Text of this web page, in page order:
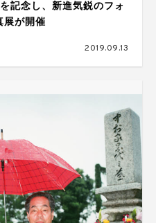
記念し、新進気鋭のフォ
展が開催
2019.09.13